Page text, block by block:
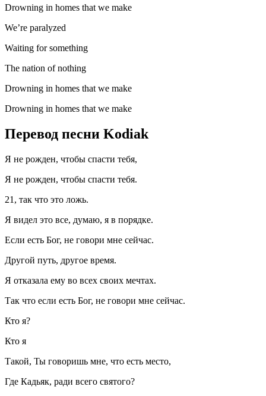
Drowning in homes that we make
We’re paralyzed
Waiting for something
The nation of nothing
Drowning in homes that we make
Drowning in homes that we make
Перевод песни Kodiak
Я не рожден, чтобы спасти тебя,
Я не рожден, чтобы спасти тебя.
21, так что это ложь.
Я видел это все, думаю, я в порядке.
Если есть Бог, не говори мне сейчас.
Другой путь, другое время.
Я отказала ему во всех своих мечтах.
Так что если есть Бог, не говори мне сейчас.
Кто я?
Кто я
Такой, Ты говоришь мне, что есть место,
Где Кадьяк, ради всего святого?